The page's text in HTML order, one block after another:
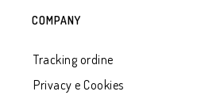
COMPANY
Tracking ordine
Privacy e Cookies